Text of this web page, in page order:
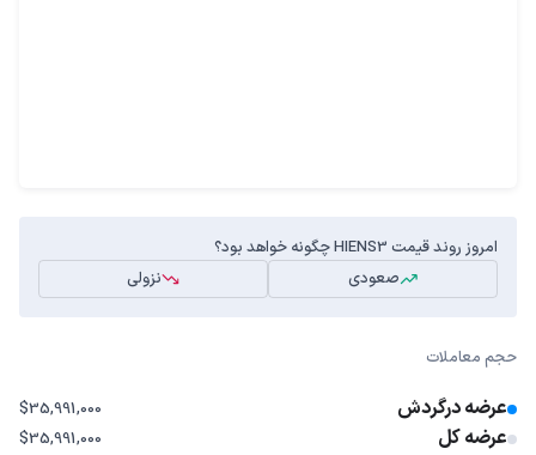
امروز روند قیمت HIENS3 چگونه خواهد بود؟
صعودی
نزولی
حجم معاملات
عرضه درگردش $35,991,000
عرضه کل $35,991,000